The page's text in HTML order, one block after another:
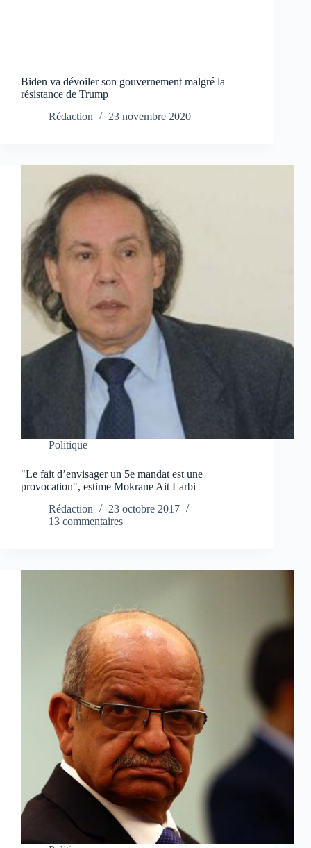
Biden va dévoiler son gouvernement malgré la
résistance de Trump
Rédaction
23 novembre 2020
Politique
"Le fait d’envisager un 5e mandat est une
provocation", estime Mokrane Ait Larbi
Rédaction
23 octobre 2017
13 commentaires